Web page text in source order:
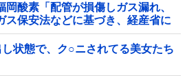
岡酸素「配管が損傷しガス漏れ、
ス保安法などに基づき、経産省に
状態で、ク○ニされてる美女たち